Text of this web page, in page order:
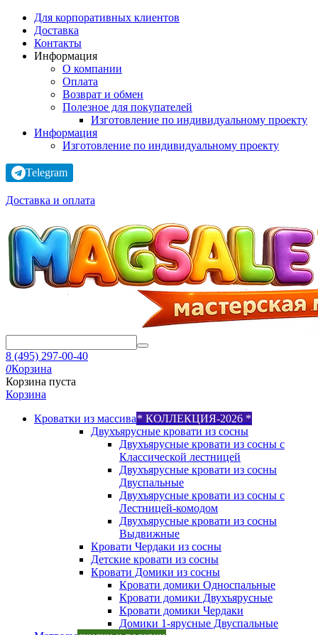
Для корпоративных клиентов
Доставка
Контакты
Информация
О компании
Оплата
Возврат и обмен
Полезное для покупателей
Изготовление по индивидуальному проекту
Информация
Изготовление по индивидуальному проекту
Telegram
Доставка и оплата
8 (495) 297-00-40
0Корзина
Корзина пуста
Корзина
Кроватки из массива* КОЛЛЕКЦИЯ-2026 *
Двухъярусные кровати из сосны
Двухъярусные кровати из сосны с
Классической лестницей
Двухъярусные кровати из сосны
Двуспальные
Двухъярусные кровати из сосны с
Лестницей-комодом
Двухъярусные кровати из сосны
Выдвижные
Кровати Чердаки из сосны
Детские кровати из сосны
Кровати Домики из сосны
Кровати домики Односпальные
Кровати домики Двухъярусные
Кровати домики Чердаки
Домики 1-ярусные Двуспальные